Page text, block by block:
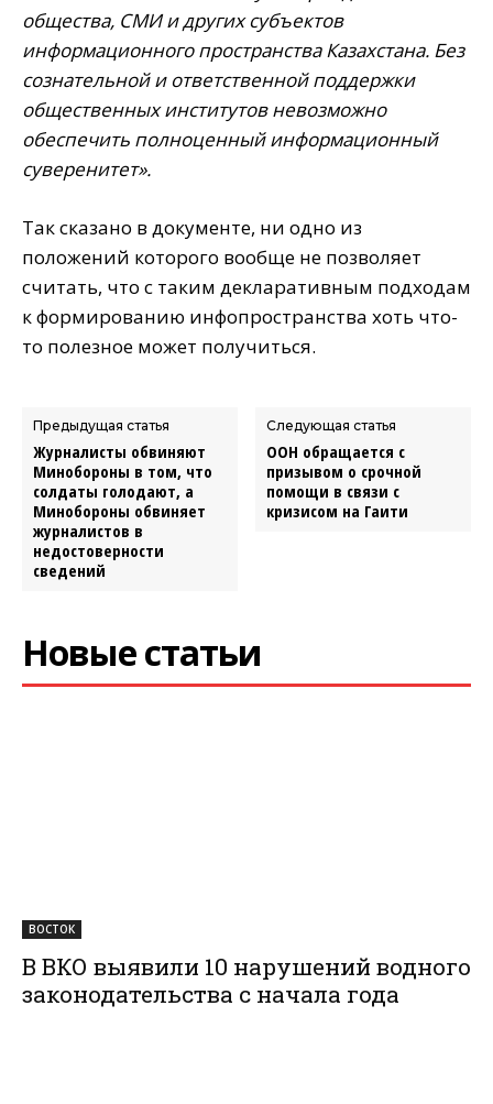
общества, СМИ и других субъектов
информационного пространства Казахстана. Без
сознательной и ответственной поддержки
общественных институтов невозможно
обеспечить полноценный информационный
суверенитет».
Так сказано в документе, ни одно из
положений которого вообще не позволяет
считать, что с таким декларативным подходам
к формированию инфопространства хоть что-
то полезное может получиться.
Предыдущая статья
Журналисты обвиняют
Минобороны в том, что
солдаты голодают, а
Минобороны обвиняет
журналистов в
недостоверности
сведений
Следующая статья
ООН обращается с
призывом о срочной
помощи в связи с
кризисом на Гаити
Новые статьи
ВОСТОК
В ВКО выявили 10 нарушений водного
законодательства с начала года